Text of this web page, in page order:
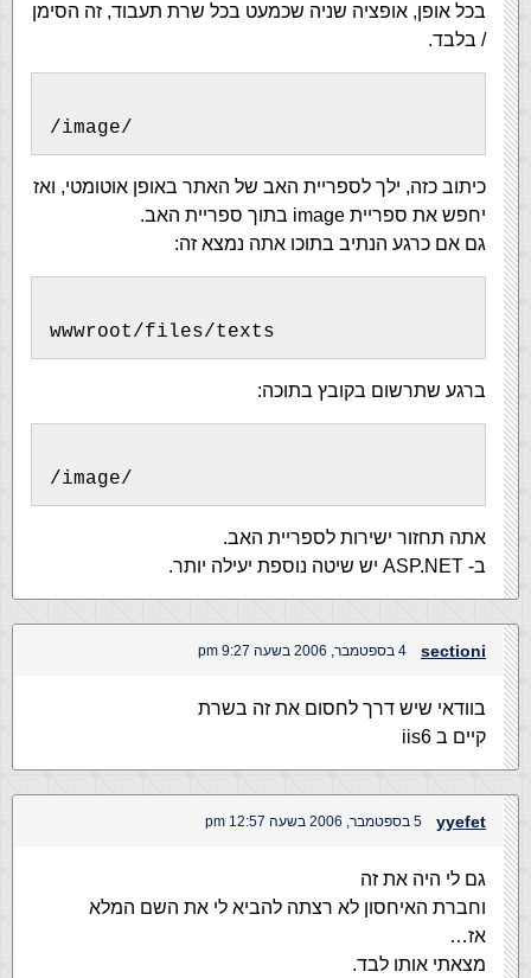
בכל אופן, אופציה שניה שכמעט בכל שרת תעבוד, זה הסימן
/ בלבד.
/image/
כיתוב כזה, ילך לספריית האב של האתר באופן אוטומטי, ואז
יחפש את ספריית image בתוך ספריית האב.
גם אם כרגע הנתיב בתוכו אתה נמצא זה:
wwwroot/files/texts
ברגע שתרשום בקובץ בתוכה:
/image/
אתה תחזור ישירות לספריית האב.
ב- ASP.NET יש שיטה נוספת יעילה יותר.
sectioni 4 בספטמבר, 2006 בשעה 9:27 pm
בוודאי שיש דרך לחסום את זה בשרת
קיים ב iis6
yyefet 5 בספטמבר, 2006 בשעה 12:57 pm
גם לי היה את זה
וחברת האיחסון לא רצתה להביא לי את השם המלא
אז…
מצאתי אותו לבד.